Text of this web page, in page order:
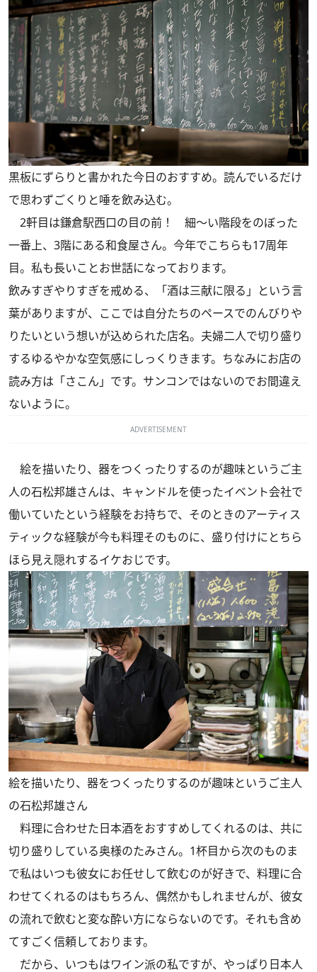
黒板にずらりと書かれた今日のおすすめ。読んでいるだけ
で思わずごくりと唾を飲み込む。
2軒目は鎌倉駅西口の目の前！ 細～い階段をのぼった
一番上、3階にある和食屋さん。今年でこちらも17周年
目。私も長いことお世話になっております。
飲みすぎやりすぎを戒める、「酒は三献に限る」という言
葉がありますが、ここでは自分たちのペースでのんびりや
りたいという想いが込められた店名。夫婦二人で切り盛り
するゆるやかな空気感にしっくりきます。ちなみにお店の
読み方は「さこん」です。サンコンではないのでお間違え
ないように。
ADVERTISEMENT
絵を描いたり、器をつくったりするのが趣味というご主
人の石松邦雄さんは、キャンドルを使ったイベント会社で
働いていたという経験をお持ちで、そのときのアーティス
ティックな経験が今も料理そのものに、盛り付けにとちら
ほら見え隠れするイケおじです。
絵を描いたり、器をつくったりするのが趣味というご主人
の石松邦雄さん
料理に合わせた日本酒をおすすめしてくれるのは、共に
切り盛りしている奥様のたみさん。1杯目から次のものま
で私はいつも彼女にお任せして飲むのが好きで、料理に合
わせてくれるのはもちろん、偶然かもしれませんが、彼女
の流れで飲むと変な酔い方にならないのです。それも含め
てすごく信頼しております。
だから、いつもはワイン派の私ですが、やっぱり日本人